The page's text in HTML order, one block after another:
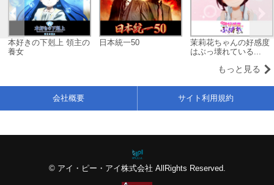
本好きの下剋上 領主の
養女
日本統一50
茉莉花ちゃんの好感度
はぶっ壊れている...
もっと見る
© アイ・ピー・アイ株式会社 AllRights Reserved.
会社概要 サイト利用規約